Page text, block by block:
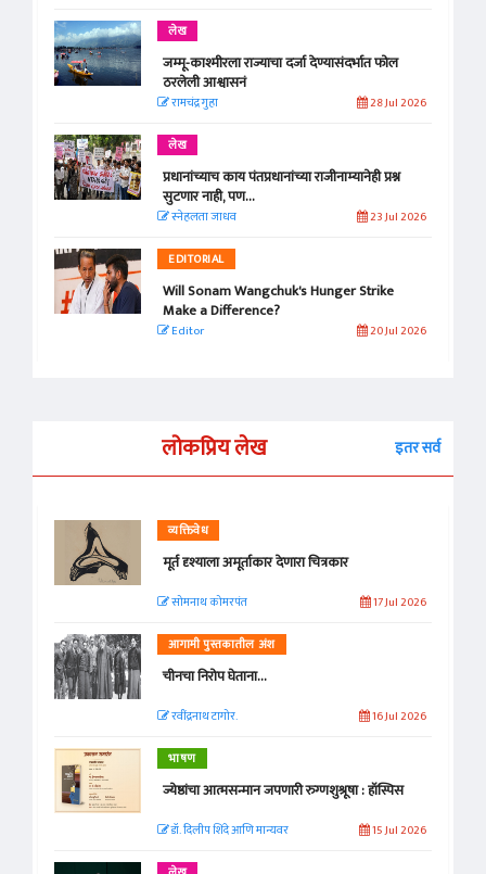
लेख
जम्मू-काश्मीरला राज्याचा दर्जा देण्यासंदर्भात फोल
ठरलेली आश्वासनं
रामचंद्र गुहा 28 Jul 2026
लेख
प्रधानांच्याच काय पंतप्रधानांच्या राजीनाम्यानेही प्रश्न
सुटणार नाही, पण...
स्नेहलता जाधव 23 Jul 2026
EDITORIAL
Will Sonam Wangchuk's Hunger Strike
Make a Difference?
Editor 20 Jul 2026
लोकप्रिय लेख इतर सर्व
व्यक्तिवेध
मूर्त दृश्याला अमूर्ताकार देणारा चित्रकार
सोमनाथ कोमरपंत 17 Jul 2026
आगामी पुस्तकातील अंश
चीनचा निरोप घेताना...
रवींद्रनाथ टागोर. 16 Jul 2026
भाषण
ज्येष्ठांचा आत्मसन्मान जपणारी रुग्णशुश्रूषा : हॉस्पिस
डॉ. दिलीप शिंदे आणि मान्यवर 15 Jul 2026